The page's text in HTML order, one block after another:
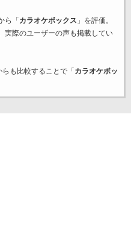
ら「 カラオケボックス 」を評価。
実際のユーザーの声も掲載してい
も比較することで「 カラオケボッ